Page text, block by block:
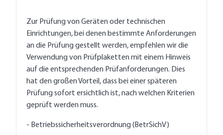
Zur Prüfung von Geräten oder technischen
Einrichtungen, bei denen bestimmte Anforderungen
an die Prüfung gestellt werden, empfehlen wir die
Verwendung von Prüfplaketten mit einem Hinweis
auf die entsprechenden Prüfanforderungen. Dies
hat den großen Vorteil, dass bei einer späteren
Prüfung sofort ersichtlich ist, nach welchen Kriterien
geprüft werden muss.
- Betriebssicherheitsverordnung (BetrSichV)